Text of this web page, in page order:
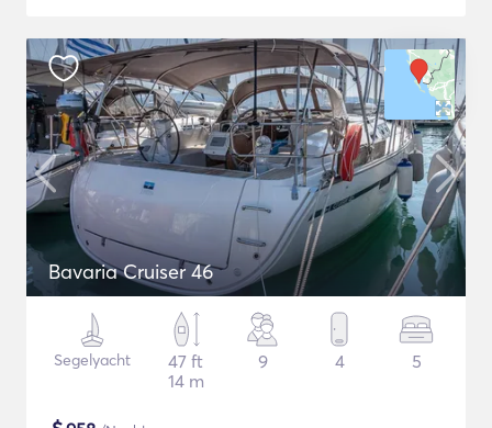
Bavaria Cruiser 46
Segelyacht
47 ft
14 m
9 4 5